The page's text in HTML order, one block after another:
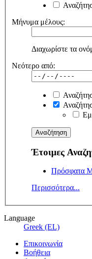
Μήνυμα μέλους:
Διαχωρίστε τα
Νεότερο από:
Έτοιμες
Πρόσφατα
Περισσότερα...
Language
Greek (EL)
Επικοινωνία
Βοήθεια